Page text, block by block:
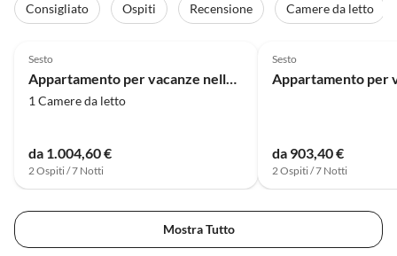
Consigliato Ospiti Recensione Camere da letto
Sesto
1 Camere da letto
da 1.004,60 €
2 Ospiti / 7 Notti
Sesto
da 903,40 €
2 Ospiti / 7 Notti
Mostra Tutto